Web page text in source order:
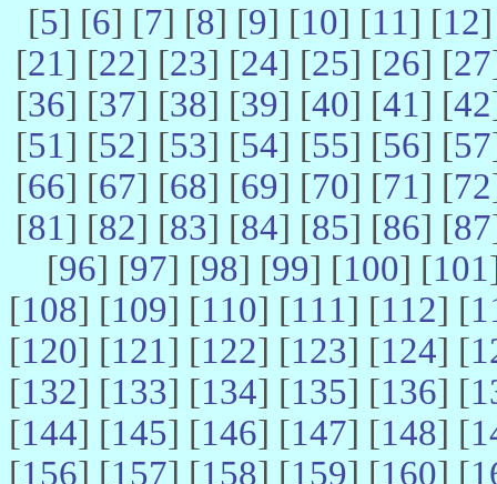
[5] [6] [7] [8] [9] [10] [11] [12
[21] [22] [23] [24] [25] [26] [27
[36] [37] [38] [39] [40] [41] [42
[51] [52] [53] [54] [55] [56] [57
[66] [67] [68] [69] [70] [71] [72
[81] [82] [83] [84] [85] [86] [87
[96] [97] [98] [99] [100] [101
[108] [109] [110] [111] [112] [
[120] [121] [122] [123] [124] [
[132] [133] [134] [135] [136] [
[144] [145] [146] [147] [148] [
[156] [157] [158] [159] [160] [